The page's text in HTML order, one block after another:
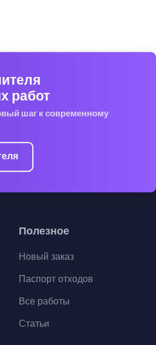
работ
шаг к современному
Полезное
Новый заказ
Паспорт отходов
Все работы
Статьи